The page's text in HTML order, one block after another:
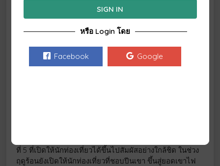
ที่ 5 ที่เปิดให้นักท่องเที่ยวได้ขึ้นไปสัมผัสอย่างใกล้ชิด ในช่วง
ฤดูร้อนยังเปิดให้นักท่องเที่ยวที่ชอบปีนเขา ขึ้นสู่ยอดเขาไฟ
SIGN IN
หรือ Login โดย
Facebook Google